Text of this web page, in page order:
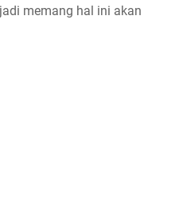
memang hal ini akan